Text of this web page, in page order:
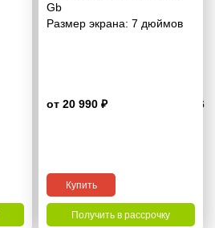
3.6
Gb
Размер экрана: 7 дюймов
от 20 990 ₽
Купить
Получить в рассрочку